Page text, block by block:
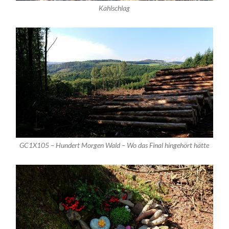
Kahlschlag
GC1X105 – Hundert Morgen Wald – Wo das Final hingehört hätte